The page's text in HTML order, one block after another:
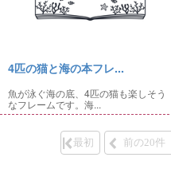
4匹の猫と海の本フレ...
魚が泳ぐ海の底、4匹の猫も楽しそう
なフレームです。海...
最初 前の20件